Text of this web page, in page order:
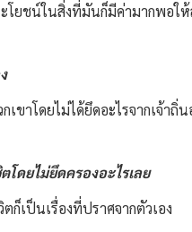
ะโยชน์ในสิ่งที่มันก็มีค่ามากพอใ
าโดยไม่ได้ยึดอะไรจากเจ้าถิ่น
ดยไม่ยึดครองอะไรเลย
เป็นเรื่องที่ปราศจากตัวเอง